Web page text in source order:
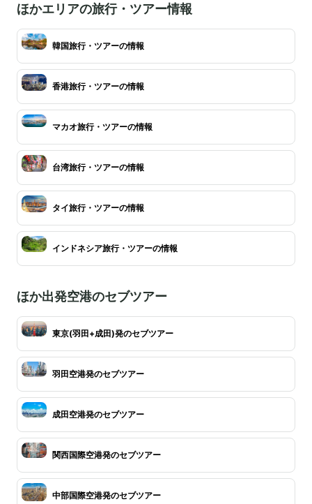
ほかエリアの旅行・ツアー情報
韓国旅行・ツアーの情報
香港旅行・ツアーの情報
マカオ旅行・ツアーの情報
台湾旅行・ツアーの情報
タイ旅行・ツアーの情報
インドネシア旅行・ツアーの情報
ほか出発空港のセブツアー
東京(羽田+成田)発のセブツアー
羽田空港発のセブツアー
成田空港発のセブツアー
関西国際空港発のセブツアー
中部国際空港発のセブツアー